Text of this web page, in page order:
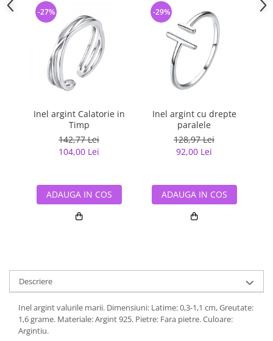
Inel argint Calatorie in
Timp
142,77 Lei
104,00 Lei
-27%
ADAUGA IN COS
Inel argint cu drepte
paralele
128,97 Lei
92,00 Lei
-29%
ADAUGA IN COS
Descriere
Inel argint valurile marii. Dimensiuni: Latime: 0,3-1,1 cm, Greutate:
1,6 grame. Materiale: Argint 925. Pietre: Fara pietre. Culoare:
Argintiu.